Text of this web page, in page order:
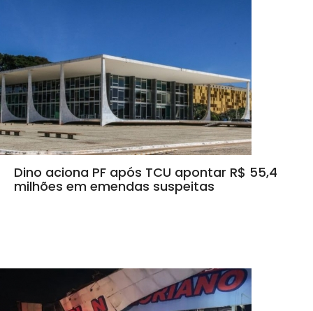
Dino aciona PF após TCU apontar R$ 55,4
milhões em emendas suspeitas